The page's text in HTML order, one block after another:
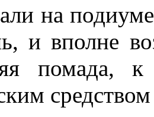
на
и вполне
помада, к